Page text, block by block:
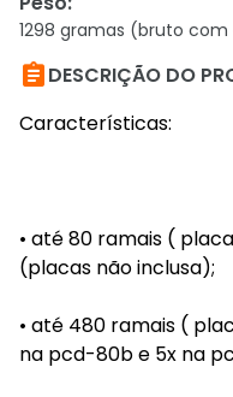
1298 gramas (bruto
DESCRIÇÃO DO
Características:
• até 80 ramais (
(placas não inclusa);
• até 480 ramais (
na pcd-80b e 5x na